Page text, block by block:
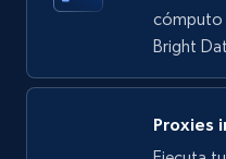
cómputo
Bright
Proxies